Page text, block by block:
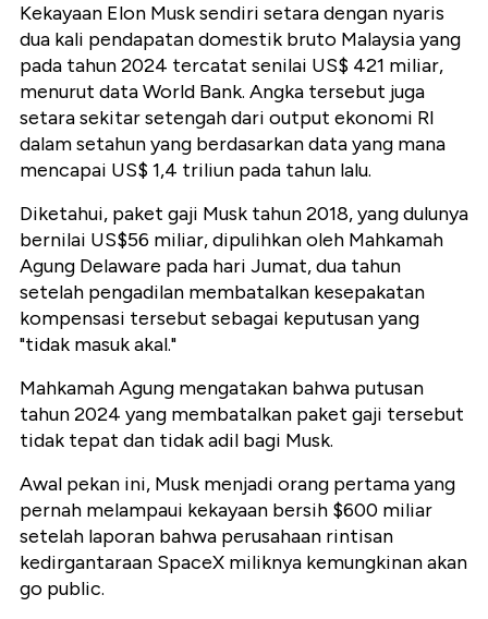
Kekayaan Elon Musk sendiri setara dengan nyaris
dua kali pendapatan domestik bruto Malaysia yang
pada tahun 2024 tercatat senilai US$ 421 miliar,
menurut data World Bank. Angka tersebut juga
setara sekitar setengah dari output ekonomi RI
dalam setahun yang berdasarkan data yang mana
mencapai US$ 1,4 triliun pada tahun lalu.
Diketahui, paket gaji Musk tahun 2018, yang dulunya
bernilai US$56 miliar, dipulihkan oleh Mahkamah
Agung Delaware pada hari Jumat, dua tahun
setelah pengadilan membatalkan kesepakatan
kompensasi tersebut sebagai keputusan yang
"tidak masuk akal."
Mahkamah Agung mengatakan bahwa putusan
tahun 2024 yang membatalkan paket gaji tersebut
tidak tepat dan tidak adil bagi Musk.
Awal pekan ini, Musk menjadi orang pertama yang
pernah melampaui kekayaan bersih $600 miliar
setelah laporan bahwa perusahaan rintisan
kedirgantaraan SpaceX miliknya kemungkinan akan
go public.